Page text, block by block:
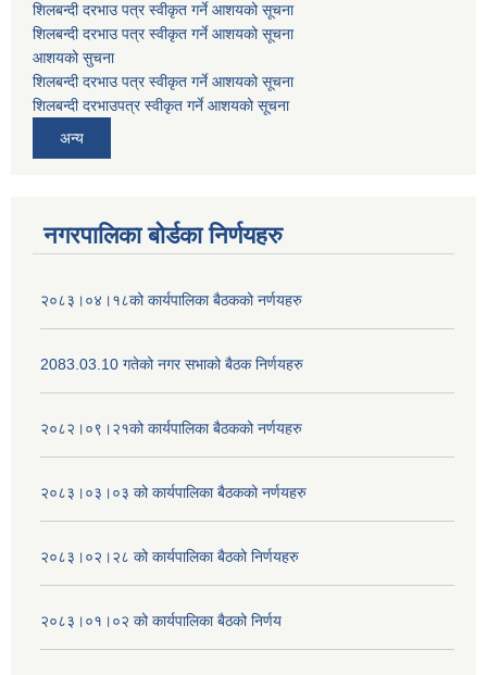
शिलबन्दी दरभाउ पत्र स्वीकृत गर्ने आशयको सूचना
शिलबन्दी दरभाउ पत्र स्वीकृत गर्ने आशयको सूचना
आशयको सुचना
शिलबन्दी दरभाउ पत्र स्वीकृत गर्ने आशयको सूचना
शिलबन्दी दरभाउपत्र स्वीकृत गर्ने आशयको सूचना
अन्य
नगरपालिका बोर्डका निर्णयहरु
२०८३।०४।१८को कार्यपालिका बैठकको नर्णयहरु
2083.03.10 गतेको नगर सभाको बैठक निर्णयहरु
२०८२।०९।२१को कार्यपालिका बैठकको नर्णयहरु
२०८३।०३।०३ को कार्यपालिका बैठकको नर्णयहरु
२०८३।०२।२८ को कार्यपालिका बैठको निर्णयहरु
२०८३।०१।०२ को कार्यपालिका बैठको निर्णय